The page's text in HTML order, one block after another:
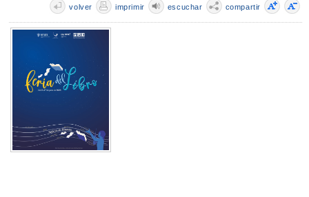
compartir
escuchar
imprimir
volver